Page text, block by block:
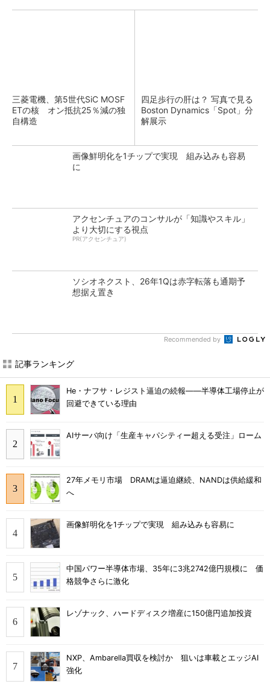
三菱電機、第5世代SiC MOSF
ETの核 オン抵抗25％減の独
自構造
四足歩行の肝は？ 写真で見る
Boston Dynamics「Spot」分
解展示
画像鮮明化を1チップで実現 組み込みも容易
に
アクセンチュアのコンサルが「知識やスキル」
より大切にする視点
PR(アクセンチュア)
ソシオネクスト、26年1Qは赤字転落も通期予
想据え置き
Recommended by
記事ランキング
He・ナフサ・レジスト逼迫の続報――半導体工場停止が
回避できている理由
AIサーバ向け「生産キャパシティー超える受注」ローム
27年メモリ市場 DRAMは逼迫継続、NANDは供給緩和
へ
画像鮮明化を1チップで実現 組み込みも容易に
中国パワー半導体市場、35年に3兆2742億円規模に 価
格競争さらに激化
レゾナック、ハードディスク増産に150億円追加投資
NXP、Ambarella買収を検討か 狙いは車載とエッジAI
強化